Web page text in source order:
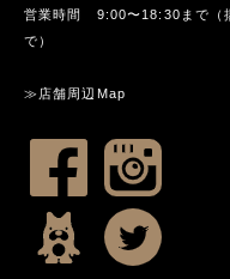
営業時間 9:00〜18:30まで（
で）
≫店舗周辺Map